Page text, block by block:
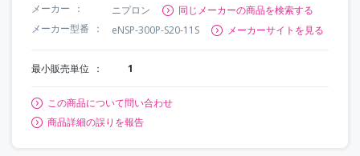
メーカー ニプロン
同じメーカーの商品を検索する
メーカー型番
eNSP-300P-S20-11S メーカーサイトを見る
最小販売単位 1
この商品について問い合わせ
商品詳細の誤りを報告